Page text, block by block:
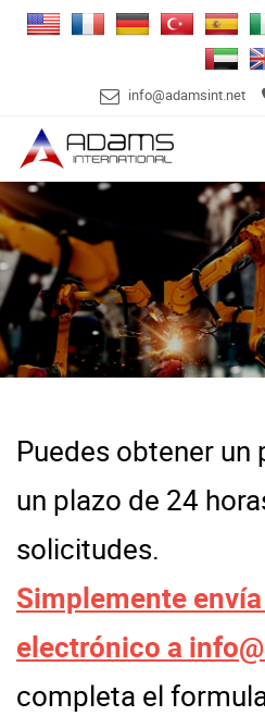
info@adamsint.net
Puedes obtener un
un plazo de 24
solicitudes.
Simplemente
electrónico a
completa el